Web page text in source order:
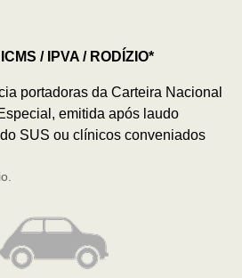
/ IPVA / RODÍZIO*
portadoras da Carteira Nacional
emitida após laudo
SUS ou clínicos conveniados